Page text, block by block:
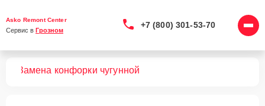
Asko Remont Center
Сервис в Грозном
+7 (800) 301-53-70
Замена конфорки чугунной